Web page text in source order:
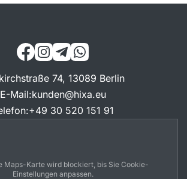
74, 13089 Berlin
E-Mail:kunden@hixa.eu
:+49 30 520 151 91
Maps-Karte wird blockiert, bis Sie Cookie-
Einstellungen anpassen.